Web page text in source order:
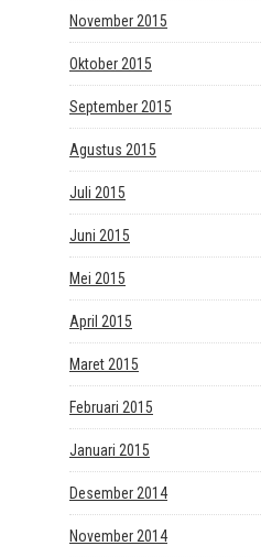
November 2015
Oktober 2015
September 2015
Agustus 2015
Juli 2015
Juni 2015
Mei 2015
April 2015
Maret 2015
Februari 2015
Januari 2015
Desember 2014
November 2014